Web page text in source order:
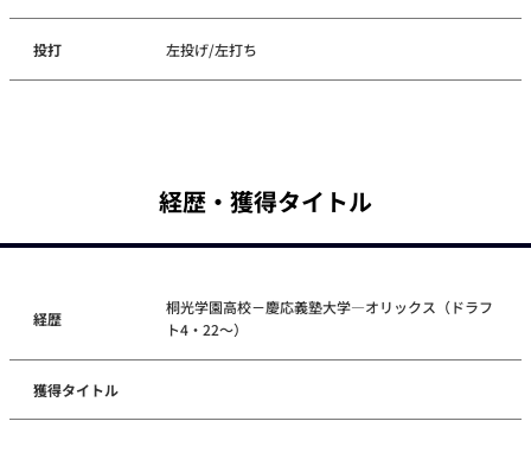
投打 左投げ/左打ち
経歴・獲得タイトル
経歴
桐光学園高校－慶応義塾大学―オリックス（ドラフ
ト4・22～）
獲得タイトル